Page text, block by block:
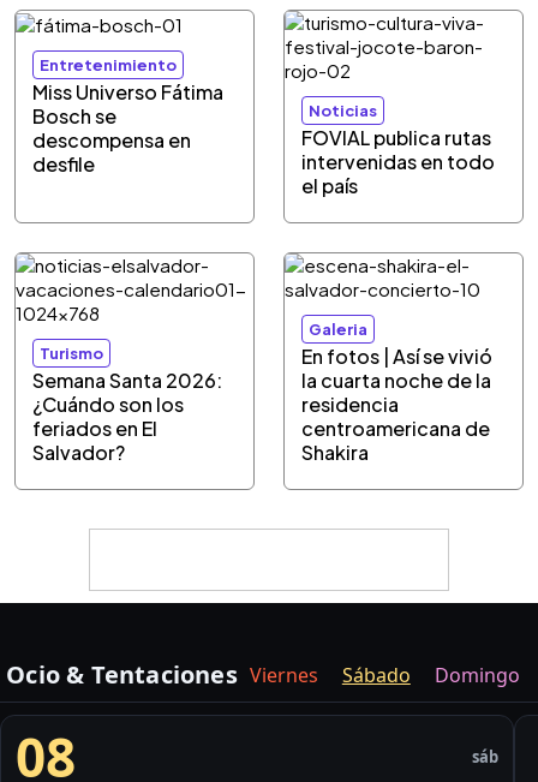
Entretenimiento
Miss Universo Fátima
Bosch se
descompensa en
desfile
Noticias
FOVIAL publica rutas
intervenidas en todo
el país
Turismo
Semana Santa 2026:
¿Cuándo son los
feriados en El
Salvador?
Galeria
En fotos | Así se vivió
la cuarta noche de la
residencia
centroamericana de
Shakira